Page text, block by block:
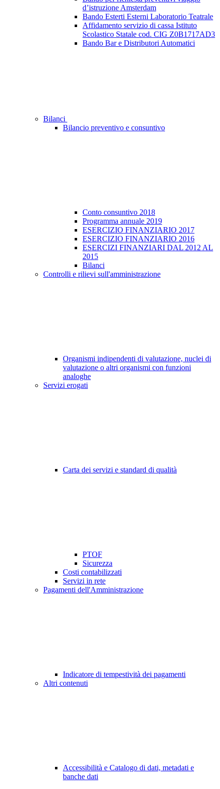
d’istruzione Amsterdam
Bando Esterti Esterni Laboratorio Teatrale
Affidamento servizio di cassa Istituto
Scolastico Statale cod. CIG Z0B1717AD3
Bando Bar e Distributori Automatici
Bilanci
Bilancio preventivo e consuntivo
Conto consuntivo 2018
Programma annuale 2019
ESERCIZIO FINANZIARIO 2017
ESERCIZIO FINANZIARIO 2016
ESERCIZI FINANZIARI DAL 2012 AL
2015
Bilanci
Controlli e rilievi sull'amministrazione
Organismi indipendenti di valutazione, nuclei di
valutazione o altri organismi con funzioni
analoghe
Servizi erogati
Carta dei servizi e standard di qualità
PTOF
Sicurezza
Costi contabilizzati
Servizi in rete
Pagamenti dell'Amministrazione
Indicatore di tempestività dei pagamenti
Altri contenuti
Accessibilità e Catalogo di dati, metadati e
banche dati